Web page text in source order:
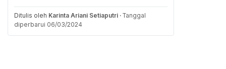
Ditulis oleh Karinta Ariani Setiaputri · Tanggal
diperbarui 06/03/2024